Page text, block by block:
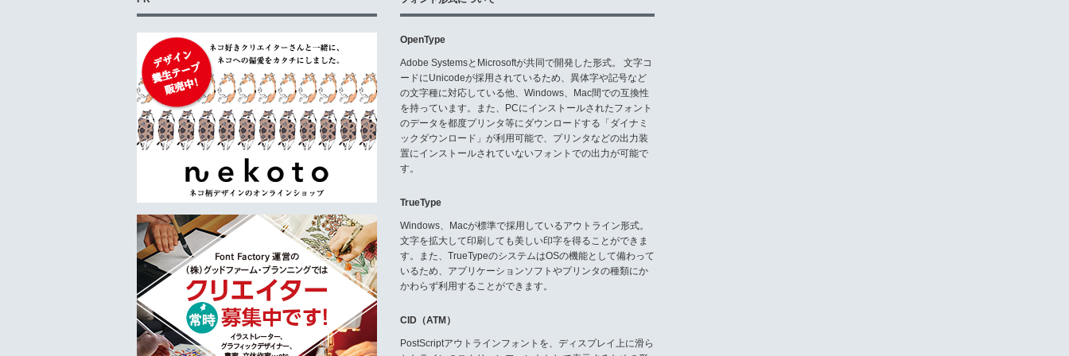
OpenType
Adobe SystemsとMicrosoftが共同で開発した形式。 文字コ
ードにUnicodeが採用されているため、異体字や記号など
の文字種に対応している他、Windows、Mac間での互換性
を持っています。また、PCにインストールされたフォント
のデータを都度プリンタ等にダウンロードする「ダイナミ
ックダウンロード」が利用可能で、プリンタなどの出力装
置にインストールされていないフォントでの出力が可能で
す。
TrueType
Windows、Macが標準で採用しているアウトライン形式。
文字を拡大して印刷しても美しい印字を得ることができま
す。また、TrueTypeのシステムはOSの機能として備わって
いるため、アプリケーションソフトやプリンタの種類にか
かわらず利用することができます。
CID（ATM）
PostScriptアウトラインフォントを、ディスプレイ上に滑ら